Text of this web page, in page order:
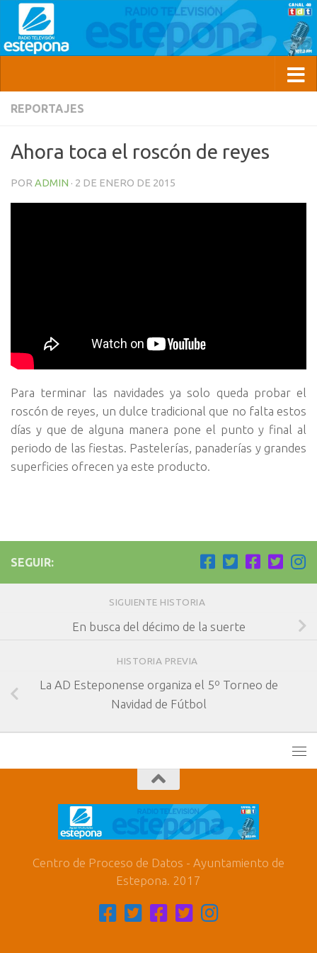
REPORTAJES
Ahora toca el roscón de reyes
POR ADMIN · 2 DE ENERO DE 2015
Para terminar las navidades ya solo queda probar el
roscón de reyes, un dulce tradicional que no falta estos
días y que de alguna manera pone el punto y final al
periodo de las fiestas. Pastelerías, panaderías y grandes
superficies ofrecen ya este producto.
SEGUIR:
SIGUIENTE HISTORIA
En busca del décimo de la suerte
HISTORIA PREVIA
La AD Esteponense organiza el 5º Torneo de
Navidad de Fútbol
Centro de Proceso de Datos - Ayuntamiento de
Estepona. 2017